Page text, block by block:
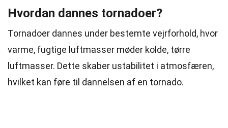
Hvordan dannes tornadoer?
Tornadoer dannes under bestemte vejrforhold, hvor
varme, fugtige luftmasser møder kolde, tørre
luftmasser. Dette skaber ustabilitet i atmosfæren,
hvilket kan føre til dannelsen af en tornado.